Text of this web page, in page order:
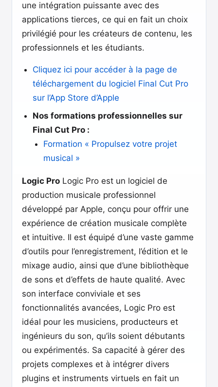
une intégration puissante avec des
applications tierces, ce qui en fait un choix
privilégié pour les créateurs de contenu, les
professionnels et les étudiants.
Cliquez ici pour accéder à la page de
téléchargement du logiciel Final Cut Pro
sur l’App Store d’Apple
Nos formations professionnelles sur
Final Cut Pro :
Formation « Propulsez votre projet
musical »
Logic Pro Logic Pro est un logiciel de
production musicale professionnel
développé par Apple, conçu pour offrir une
expérience de création musicale complète
et intuitive. Il est équipé d’une vaste gamme
d’outils pour l’enregistrement, l’édition et le
mixage audio, ainsi que d’une bibliothèque
de sons et d’effets de haute qualité. Avec
son interface conviviale et ses
fonctionnalités avancées, Logic Pro est
idéal pour les musiciens, producteurs et
ingénieurs du son, qu’ils soient débutants
ou expérimentés. Sa capacité à gérer des
projets complexes et à intégrer divers
plugins et instruments virtuels en fait un